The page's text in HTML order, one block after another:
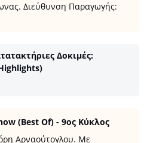
Διεύθυνση Παραγωγής:
Δοκιμές:
(Best Of) - 9ος Κύκλος
Αρναούτογλου. Με